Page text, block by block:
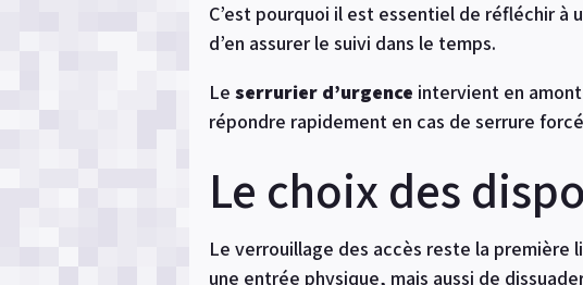
C’est pourquoi il est essentiel de réfléchir
d’en assurer le suivi dans le temps.
Le serrurier d’urgence intervient en
répondre rapidement en cas de serrure
Le choix des
Le verrouillage des accès reste la première
une entrée physique, mais aussi de